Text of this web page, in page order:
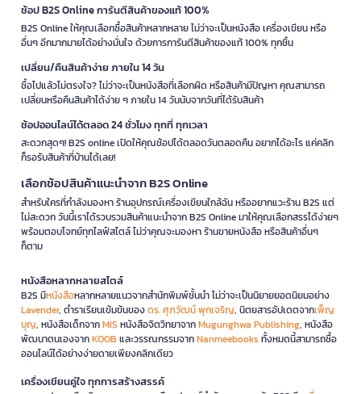
ช้อป B2S Online การันตีสินค้าของแท้ 100%
B2S Online ให้คุณเลือกซื้อสินค้าหลากหลาย ไม่ว่าจะเป็นหนังสือ เครื่องเขียน หรือ
อื่นๆ อีกมากมายได้อย่างมั่นใจ ด้วยการการันตีสินค้าของแท้ 100% ทุกชิ้น
เปลี่ยน/คืนสินค้าง่าย ภายใน 14 วัน
ซื้อไปแล้วไม่ตรงใจ? ไม่ว่าจะเป็นหนังสือที่เลือกผิด หรือสินค้ามีปัญหา คุณสามารถ
เปลี่ยนหรือคืนสินค้าได้ง่าย ๆ ภายใน 14 วันนับจากวันที่ได้รับสินค้า
ช้อปออนไลน์ได้ตลอด 24 ชั่วโมง ทุกที่ ทุกเวลา
สะดวกสุดๆ! B2S online เปิดให้คุณช้อปได้ตลอดวันตลอดคืน อยากได้อะไร แค่คลิก
ก็รอรับสินค้าที่บ้านได้เลย!
เลือกช้อปสินค้าแนะนำจาก B2S Online
สำหรับใครที่กำลังมองหา ร้านอุปกรณ์เครื่องเขียนใกล้ฉัน หรืออยากแวะร้าน B2S แต่
ไม่สะดวก วันนี้เราได้รวบรวมสินค้าแนะนำจาก B2S Online มาให้คุณเลือกสรรได้ง่ายๆ
พร้อมตอบโจทย์ทุกไลฟ์สไตล์ ไม่ว่าคุณจะมองหา ร้านขายหนังสือ หรือสินค้าอื่นๆ
ก็ตาม
หนังสือหลากหลายสไตล์
B2S มีหนังสือหลากหลายแนวจากสำนักพิมพ์ชั้นนำ ไม่ว่าจะเป็นนิยายยอดนิยมอย่าง
Lavender, ตำราเรียนเข้มข้นของดร. ศุภวัฒน์ พุกเจริญ, นิตยสารอัปเดตจากเพ็ญ
บุญ, หนังสือเด็กจากMIS หนังสือจิตวิทยาจากMugunghwa Publishing, หนังสือ
พัฒนาตนเองจากKOOB และวรรณกรรมจากNanmeebooks ทั้งหมดนี้สามารถซื้อ
ออนไลน์ได้อย่างง่ายดายเพียงคลิกเดียว
เครื่องเขียนคู่ใจ ทุกการสร้างสรรค์